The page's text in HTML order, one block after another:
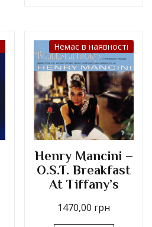
Немає в наявності
Henry Mancini –
O.S.T. Breakfast
At Tiffany’s
1470,00 грн